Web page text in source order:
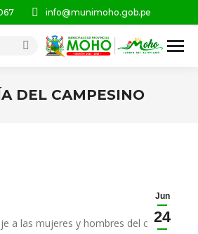
info@munimoho.gob.pe
DEL CAMPESINO
Jun
24
a las mujeres y hombres del campo